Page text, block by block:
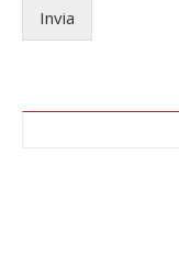
Invia